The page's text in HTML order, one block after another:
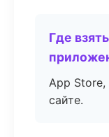
Где
App Store,
сайте.